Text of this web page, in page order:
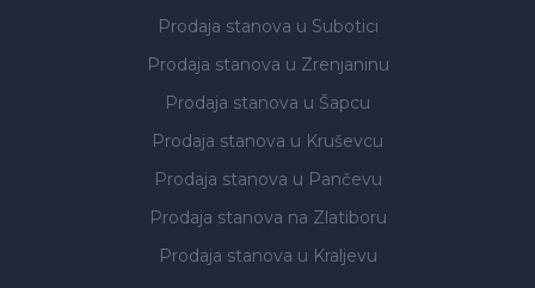
Prodaja stanova u Subotici
Prodaja stanova u Zrenjaninu
Prodaja stanova u Šapcu
Prodaja stanova u Kruševcu
Prodaja stanova u Pančevu
Prodaja stanova na Zlatiboru
Prodaja stanova u Kraljevu